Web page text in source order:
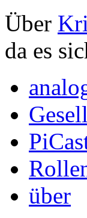
Über
da es
über